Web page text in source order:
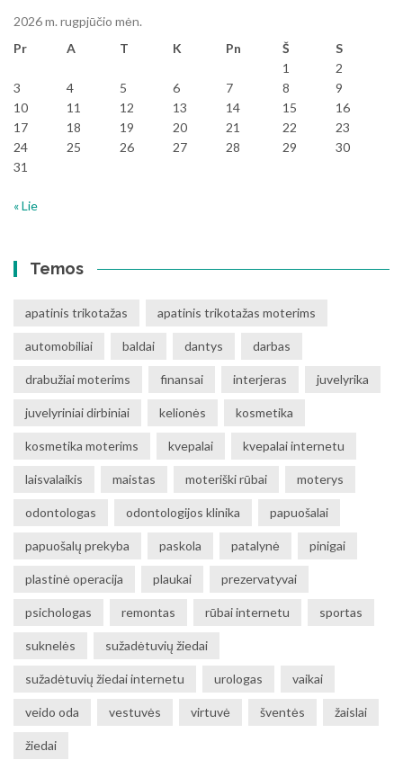
2026 m. rugpjūčio mėn.
Pr
A T K Pn Š
S
1
2
3
4 5 6 7 8
9
10
11 12 13 14 15
16
17
18 19 20 21 22
23
24
25 26 27 28 29
30
31
« Lie
Temos
apatinis trikotažas apatinis trikotažas moterims
automobiliai baldai dantys darbas
drabužiai moterims finansai interjeras juvelyrika
juvelyriniai dirbiniai kelionės kosmetika
kosmetika moterims kvepalai kvepalai internetu
laisvalaikis maistas moteriški rūbai moterys
odontologas odontologijos klinika papuošalai
papuošalų prekyba paskola patalynė pinigai
plastinė operacija plaukai prezervatyvai
psichologas remontas rūbai internetu sportas
suknelės sužadėtuvių žiedai
sužadėtuvių žiedai internetu urologas vaikai
veido oda vestuvės virtuvė šventės žaislai
žiedai